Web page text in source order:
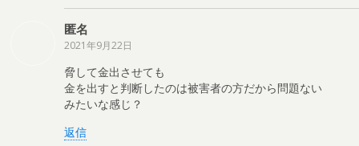
匿名
2021年9月22日
脅して金出させても
金を出すと判断したのは被害者の方だから問題ない
みたいな感じ？
返信